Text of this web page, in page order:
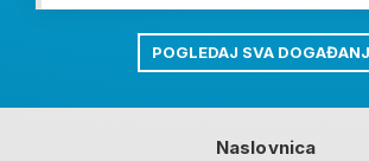
POGLEDAJ SVA
Naslovnica